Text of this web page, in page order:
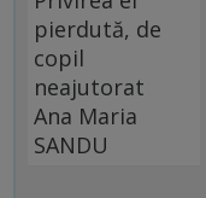
pierdută, de
copil
neajutorat
Ana Maria
SANDU